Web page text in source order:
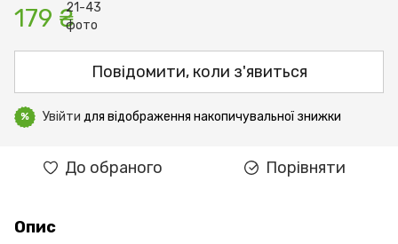
179 ₴
Повідомити, коли з'явиться
% Увійти для відображення накопичувальної знижки
До обраного Порівняти
Опис